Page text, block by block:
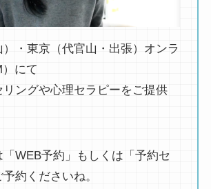
・東京（代官山・出張）オンラ
にて
リングや心理セラピーをご提供
「WEB予約」もしくは「予約セ
約くださいね。